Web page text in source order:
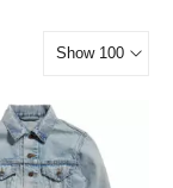
Show 100